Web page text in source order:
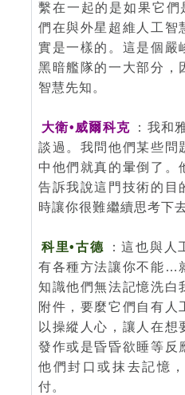
繫在一起的是如果它們
們在與外星超維人工智
實是一樣的。這是個嚴
黑暗艦隊的一大部分，
智慧先知。
大衛•威爾科克
：我和
談過。我問他們某些問
中他們就真的暈倒了。
告訴我說這門技術的目
時讓你很難繼續思考下去
科里•古德
：這也與人
有各種方法讓你不能…
知識他們無法記憶洗白
附件，要麼它們自有人
以操縱人心，讓人在想
發作或是昏昏欲睡等反
他們封口或抹去記憶
付。